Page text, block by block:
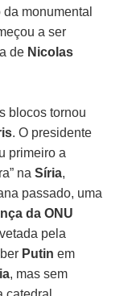
monumental
a ser
de Nicolas
blocos tornou
. O presidente
primeiro a
naSíria,
passado, uma
da ONU
pela
Putin em
, mas sem